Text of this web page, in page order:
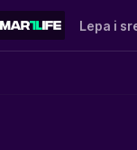
Lepa i